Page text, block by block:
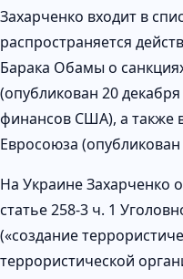
Захарченко входит в
распространяется
Барака Обамы о
(опубликован 20
финансов США), а также
Евросоюза (опубликован
На Украине Захарченко
статье 258-3 ч. 1
(«создание
террористической